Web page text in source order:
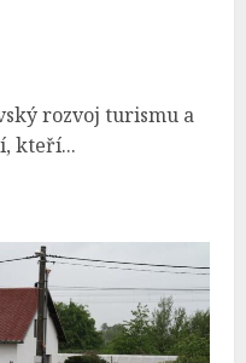
rozvoj turismu a
kteří...